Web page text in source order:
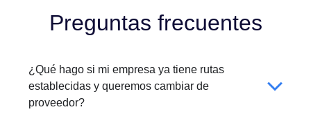
Preguntas frecuentes
¿Qué hago si mi empresa ya tiene rutas
establecidas y queremos cambiar de
proveedor?